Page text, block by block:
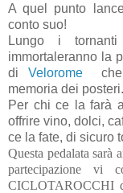
A quel punto
conto suo!
Lungo i
immortaleranno la
di Veloromeche
memoria dei
Per chi ce la farà
offrire vino, dolci,
ce la fate, di sicuro
Questa pedalata sarà
partecipazione vi
CICLOTAROCCHI